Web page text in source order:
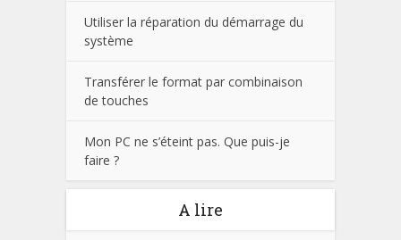
Utiliser la réparation du démarrage du
système
Transférer le format par combinaison
de touches
Mon PC ne s’éteint pas. Que puis-je
faire ?
A lire